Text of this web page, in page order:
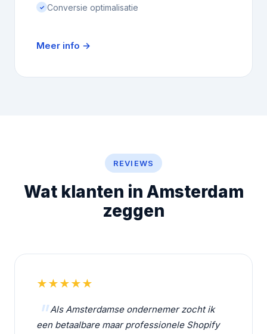
✓ Conversie optimalisatie
Meer info →
REVIEWS
Wat klanten in Amsterdam
zeggen
★★★★★
Als Amsterdamse ondernemer zocht ik
een betaalbare maar professionele Shopify